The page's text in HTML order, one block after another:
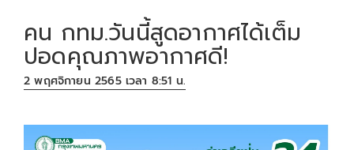
คน กทม.วันนี้สูดอากาศได้เต็ม
ปอดคุณภาพอากาศดี!
2 พฤศจิกายน 2565 เวลา 8:51 น.